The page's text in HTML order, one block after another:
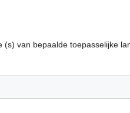
van bepaalde toepasselijke